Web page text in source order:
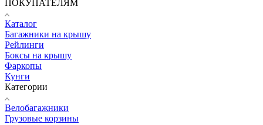
ПОКУПАТЕЛЯМ
Каталог
Багажники на крышу
Рейлинги
Боксы на крышу
Фаркопы
Кунги
Категории
Велобагажники
Грузовые корзины